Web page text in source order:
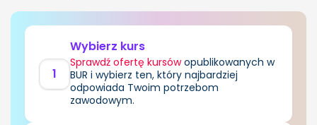
1
Wybierz kurs
Sprawdź ofertę kursówopublikowanych w
BUR i wybierz ten, który najbardziej
odpowiada Twoim potrzebom
zawodowym.